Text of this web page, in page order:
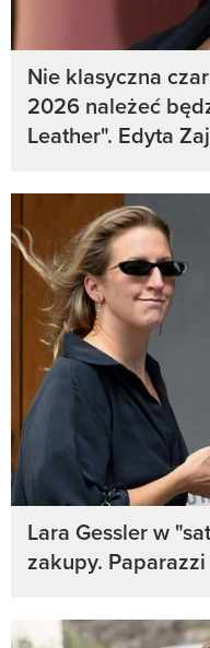
Nie klasyczna
2026 należeć
Leather". Edyta
Lara Gessler w
zakupy.